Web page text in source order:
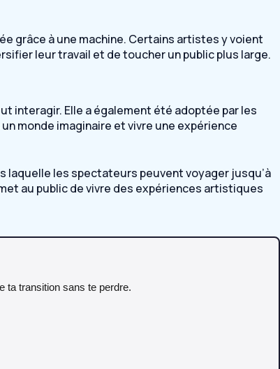
grâce à une machine. Certains artistes y voient
leur travail et de toucher un public plus large.
interagir. Elle a également été adoptée par les
monde imaginaire et vivre une expérience
laquelle les spectateurs peuvent voyager jusqu’à
au public de vivre des expériences artistiques
ta transition sans te perdre.